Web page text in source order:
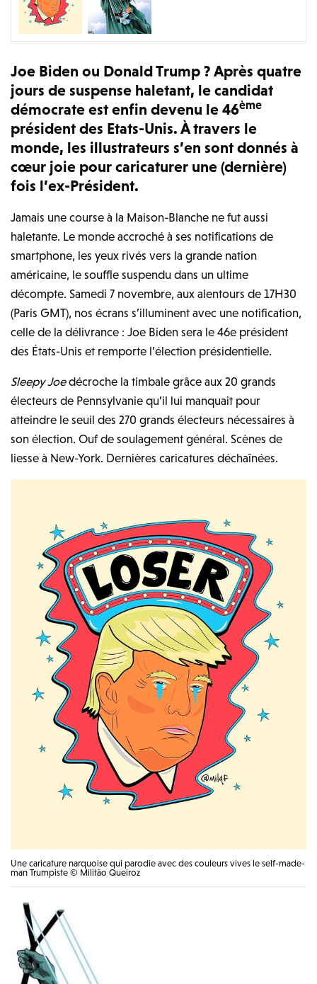
Joe Biden ou Donald Trump ? Après quatre
jours de suspense haletant, le candidat
démocrate est enfin devenu le 46ème
président des Etats-Unis. À travers le
monde, les illustrateurs s’en sont donnés à
cœur joie pour caricaturer une (dernière)
fois l’ex-Président.
Jamais une course à la Maison-Blanche ne fut aussi
haletante. Le monde accroché à ses notifications de
smartphone, les yeux rivés vers la grande nation
américaine, le souffle suspendu dans un ultime
décompte. Samedi 7 novembre, aux alentours de 17H30
(Paris GMT), nos écrans s’illuminent avec une notification,
celle de la délivrance : Joe Biden sera le 46e président
des États-Unis et remporte l’élection présidentielle.
Sleepy Joedécroche la timbale grâce aux 20 grands
électeurs de Pennsylvanie qu’il lui manquait pour
atteindre le seuil des 270 grands électeurs nécessaires à
son élection. Ouf de soulagement général. Scènes de
liesse à New-York. Dernières caricatures déchaînées.
Une caricature narquoise qui parodie avec des couleurs vives le self-made-
man Trumpiste © Militão Queiroz